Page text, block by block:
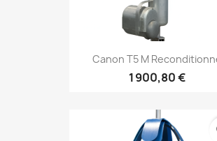
Canon T5 M
1 900,80 €